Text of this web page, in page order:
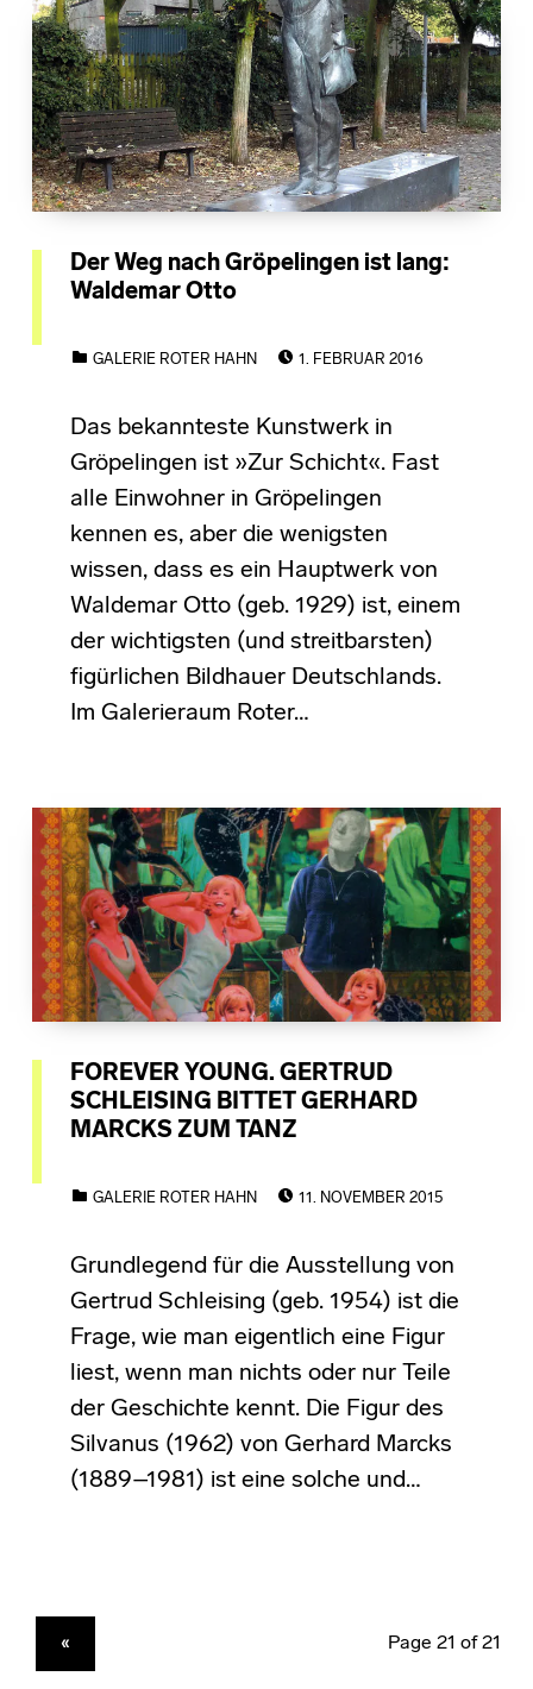
Der Weg nach Gröpelingen ist lang:
Waldemar Otto
GALERIE ROTER HAHN
1. FEBRUAR 2016
Das bekannteste Kunstwerk in
Gröpelingen ist »Zur Schicht«. Fast
alle Einwohner in Gröpelingen
kennen es, aber die wenigsten
wissen, dass es ein Hauptwerk von
Waldemar Otto (geb. 1929) ist, einem
der wichtigsten (und streitbarsten)
figürlichen Bildhauer Deutschlands.
Im Galerieraum Roter…
FOREVER YOUNG. GERTRUD
SCHLEISING BITTET GERHARD
MARCKS ZUM TANZ
GALERIE ROTER HAHN
11. NOVEMBER 2015
Grundlegend für die Ausstellung von
Gertrud Schleising (geb. 1954) ist die
Frage, wie man eigentlich eine Figur
liest, wenn man nichts oder nur Teile
der Geschichte kennt. Die Figur des
Silvanus (1962) von Gerhard Marcks
(1889–1981) ist eine solche und…
«